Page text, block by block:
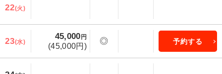
22(火)
23(水)
45,000 円
(45,000円)
◎ 予約する